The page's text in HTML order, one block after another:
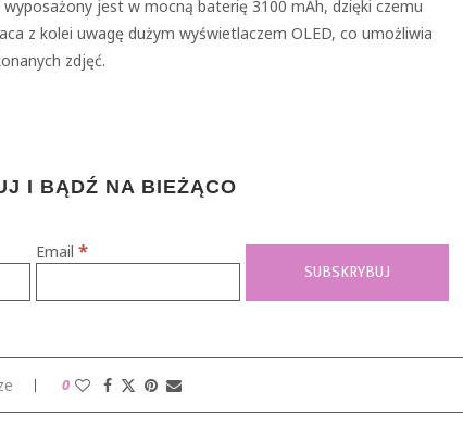
wyposażony jest w mocną baterię 3100 mAh, dzięki czemu
z kolei uwagę dużym wyświetlaczem OLED, co umożliwia
zdjęć.
I BĄDŹ NA BIEŻĄCO
Email*
0